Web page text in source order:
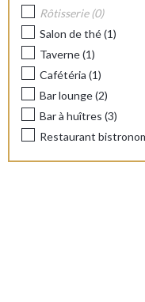
Rôtisserie(0)
Salon de thé(1)
Taverne(1)
Cafétéria (1)
Bar lounge(2)
Bar à huîtres (3)
Restaurant